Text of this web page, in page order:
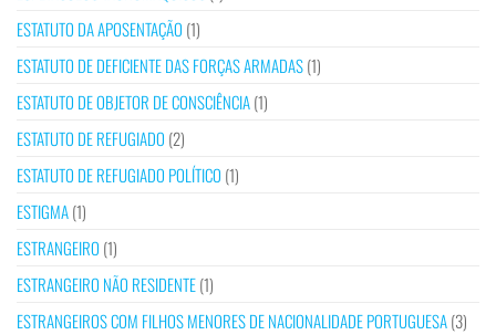
ESTATUTO DA APOSENTAÇÃO (1)
ESTATUTO DE DEFICIENTE DAS FORÇAS ARMADAS(1)
ESTATUTO DE OBJETOR DE CONSCIÊNCIA(1)
ESTATUTO DE REFUGIADO (2)
ESTATUTO DE REFUGIADO POLÍTICO (1)
ESTIGMA(1)
ESTRANGEIRO (1)
ESTRANGEIRO NÃO RESIDENTE(1)
ESTRANGEIROS COM FILHOS MENORES DE NACIONALIDADE PORTUGUESA(3)